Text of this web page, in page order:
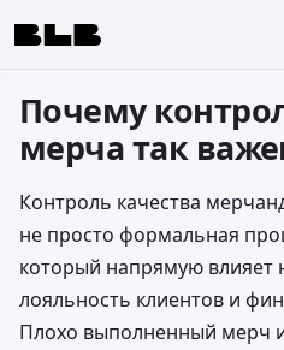
BLB
Почему
мерча так
Контроль качества
не просто формальная
который напрямую влияет
лояльность клиентов и
Плохо выполненный мерч